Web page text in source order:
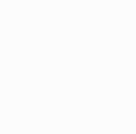
болести по
и при задължителната
ще е новото зелено и у
на 31-ви. Весело
полица в Олимпик
17.08.2018г